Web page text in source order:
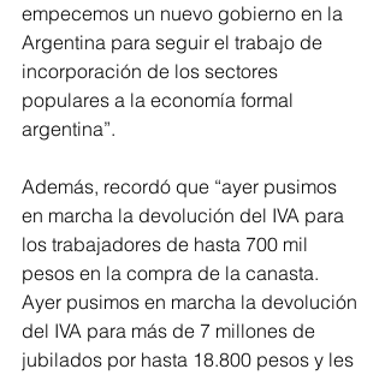
empecemos un nuevo gobierno en la
Argentina para seguir el trabajo de
incorporación de los sectores
populares a la economía formal
argentina”.
Además, recordó que “ayer pusimos
en marcha la devolución del IVA para
los trabajadores de hasta 700 mil
pesos en la compra de la canasta.
Ayer pusimos en marcha la devolución
del IVA para más de 7 millones de
jubilados por hasta 18.800 pesos y les